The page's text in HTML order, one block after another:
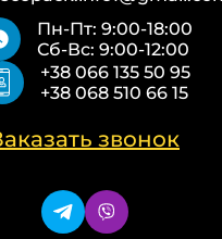
звонок
конфиденциальности
Zip-Lock (Слайдер)
Пакети банан ПВХ
Скотч с логотипом
пакеты ПВД, ПНД
Еко сумки об’ємні
сумки «Майка»
сумки «Банан»
Пн-Пт: 9:00-18:00
Сб-Вс: 9:00-12:00
+38 066 135 50 95
+38 068 510 66 15